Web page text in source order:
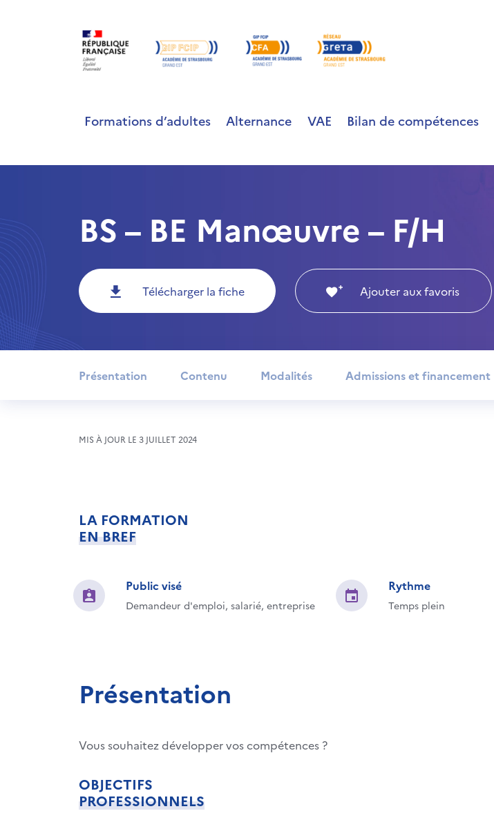
Formations d’adultes Alternance VAE Bilan de compétences
BS – BE Manœuvre – F/H
Télécharger la fiche Ajouter aux favoris
Présentation Contenu Modalités Admissions et financement
MIS À JOUR LE 3 JUILLET 2024
LA FORMATION
EN BREF
Public visé
Demandeur d'emploi, salarié, entreprise
Rythme
Temps plein
Présentation
Vous souhaitez développer vos compétences ?
OBJECTIFS
PROFESSIONNELS